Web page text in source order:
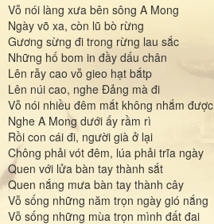
Vỗ nói làng xưa bên sông A Mong
Ngày võ xa, còn lũ bò rừng
Gương sừng đi trong rừng lau sắc
Những hố bom in đầy dấu chân
Lên rẫy cao vỗ gieo hạt bắtp
Lên núi cao, nghe Đảng mà đi
Vỗ nói nhiều đêm mắt không nhắm được
Nghe A Mong dưới ấy rầm rì
Rồi con cái đi, người già ở lại
Chông phải vót đêm, lúa phải trĩa ngày
Quen với lửa bàn tay thành sắt
Quen nắng mưa bàn tay thành cây
Vỗ sống những năm trọn ngày gió nắng
Vỗ sống những mùa trọn mình đất đai